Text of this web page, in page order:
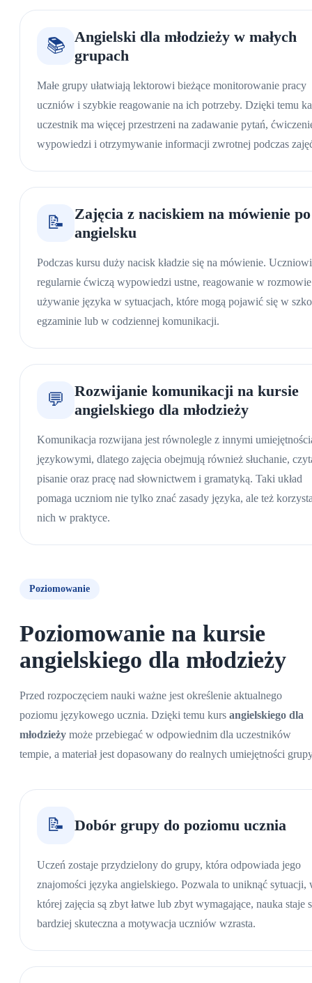
📚 Angielski dla młodzieży w małych
grupach
Małe grupy ułatwiają lektorowi bieżące monitorowanie pracy
uczniów i szybkie reagowanie na ich potrzeby. Dzięki temu
uczestnik ma więcej przestrzeni na zadawanie pytań,
wypowiedzi i otrzymywanie informacji zwrotnej podczas
📝
Zajęcia z naciskiem na mówienie po
angielsku
Podczas kursu duży nacisk kładzie się na mówienie.
regularnie ćwiczą wypowiedzi ustne, reagowanie w
używanie języka w sytuacjach, które mogą pojawić się w
egzaminie lub w codziennej komunikacji.
💬
Rozwijanie komunikacji na kursie
angielskiego dla młodzieży
Komunikacja rozwijana jest równolegle z innymi
językowymi, dlatego zajęcia obejmują również słuchanie,
pisanie oraz pracę nad słownictwem i gramatyką. Taki układ
pomaga uczniom nie tylko znać zasady języka, ale też
nich w praktyce.
Poziomowanie
Poziomowanie na kursie
angielskiego dla młodzieży
Przed rozpoczęciem nauki ważne jest określenie aktualnego
poziomu językowego ucznia. Dzięki temu kurs angielskiego dla
młodzieży może przebiegać w odpowiednim dla uczestników
tempie, a materiał jest dopasowany do realnych umiejętności
📝 Dobór grupy do poziomu ucznia
Uczeń zostaje przydzielony do grupy, która odpowiada jego
znajomości języka angielskiego. Pozwala to uniknąć sytuacji,
której zajęcia są zbyt łatwe lub zbyt wymagające, nauka staje
bardziej skuteczna a motywacja uczniów wzrasta.